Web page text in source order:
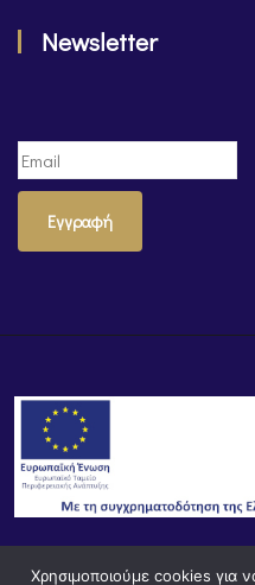
Newsletter
Εγγραφή
Χρησιμοποιούμε cookies για